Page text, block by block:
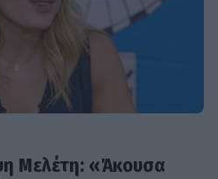
Μελέτη: «Άκουσα